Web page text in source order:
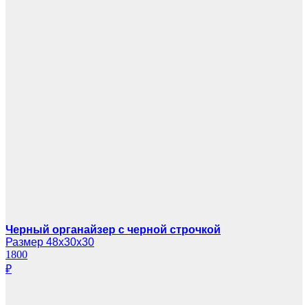
Черный органайзер с черной строчкой
Размер 48х30х30
1800
₽